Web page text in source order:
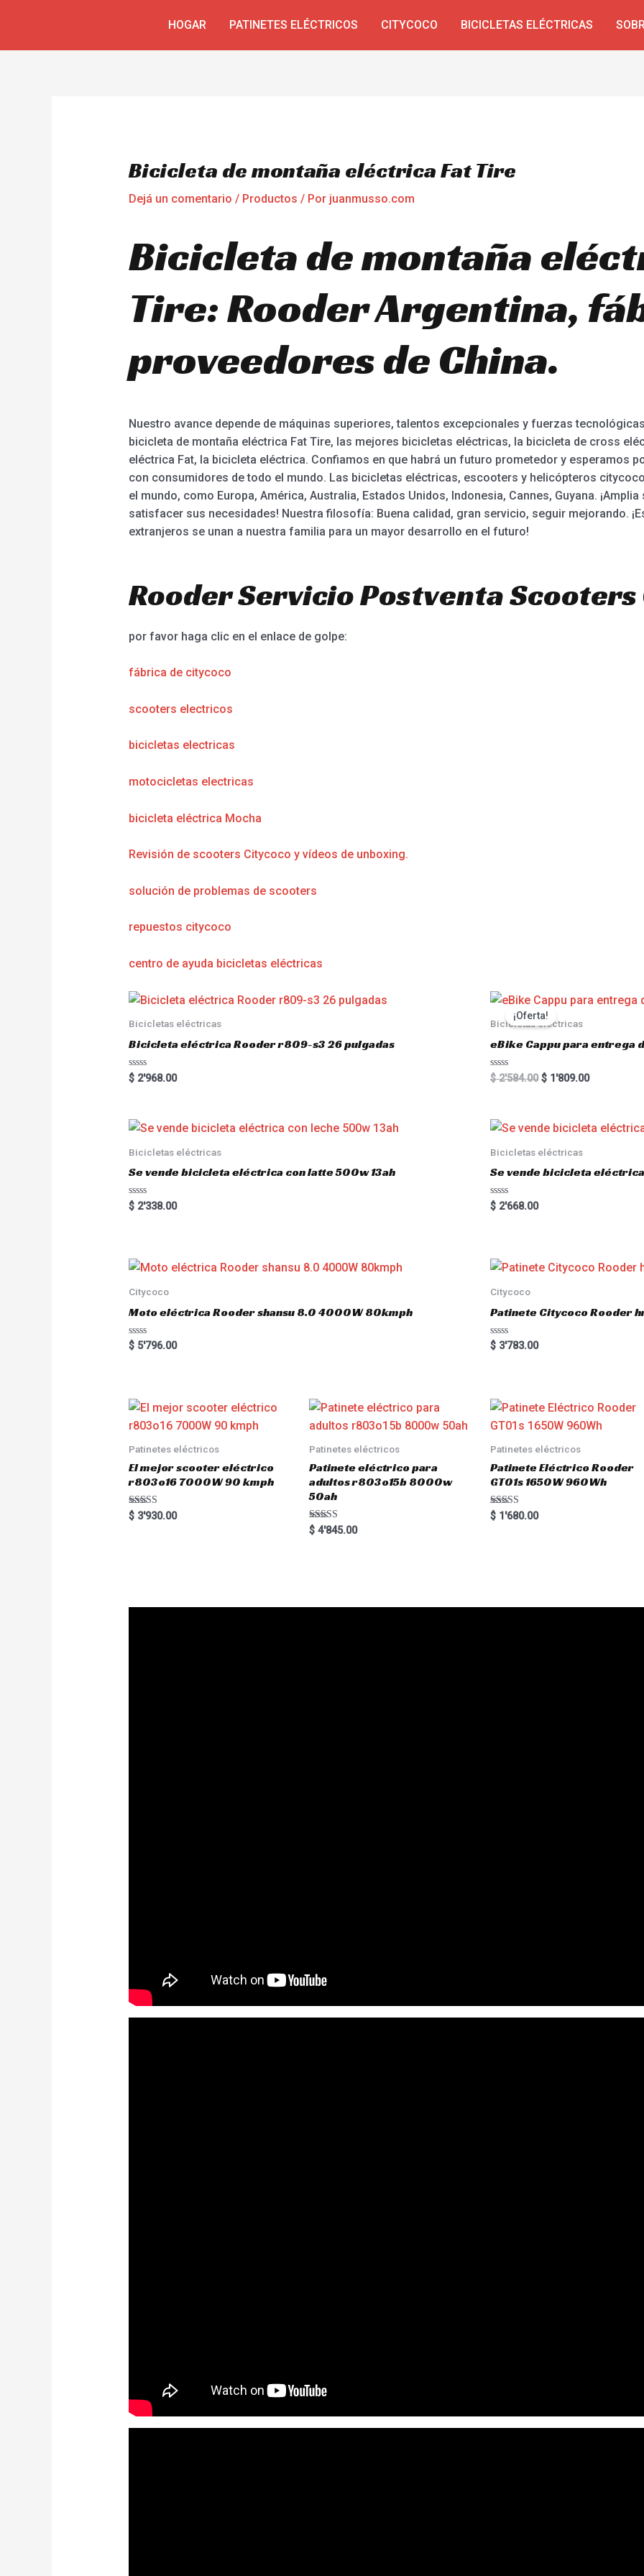
HOGAR PATINETES ELÉCTRICOS CITYCOCO BICICLETAS ELÉCTRICAS
Bicicleta de montaña eléctrica Fat Tire
Dejá un comentario / Productos / Por juanmusso.com
Bicicleta de montaña
Tire: Rooder Argentina,
proveedores de China.
Nuestro avance depende de máquinas superiores, talentos excepcionales y fuerzas
bicicleta de montaña eléctrica Fat Tire, las mejores bicicletas eléctricas, la bicicleta de cross
eléctrica Fat, la bicicleta eléctrica. Confiamos en que habrá un futuro prometedor y esperamos
con consumidores de todo el mundo. Las bicicletas eléctricas, escooters y helicópteros
el mundo, como Europa, América, Australia, Estados Unidos, Indonesia, Cannes, Guyana.
satisfacer sus necesidades! Nuestra filosofía: Buena calidad, gran servicio, seguir mejorando.
extranjeros se unan a nuestra familia para un mayor desarrollo en el futuro!
Rooder Servicio Postventa
por favor haga clic en el enlace de golpe:
fábrica de citycoco
scooters electricos
bicicletas electricas
motocicletas electricas
bicicleta eléctrica Mocha
Revisión de scooters Citycoco y vídeos de unboxing.
solución de problemas de scooters
repuestos citycoco
centro de ayuda bicicletas eléctricas
Bicicletas eléctricas
Bicicleta eléctrica Rooder r809-s3 26 pulgadas
R
a
0
o
t
f
5
$2'968.00
¡Oferta!
Bicicletas eléctricas
eBike Cappu para entrega
R
a
0
o
t
f
5
$2'584.00 $ 1'809.00
Bicicletas eléctricas
Se vende bicicleta eléctrica con latte 500w 13ah
R
a
o
u
o
f
5
$2'338.00
Bicicletas eléctricas
Se vende bicicleta
R
a
o
u
o
f
5
$ 2'668.00
Citycoco
Moto eléctrica Rooder shansu 8.0 4000W 80kmph
R
a
o
u
o
5
$5'796.00
Citycoco
Patinete Citycoco Rooder
R
a
o
u
t
o
5
$ 3'783.00
Patinetes eléctricos
El mejor scooter eléctrico
r803o16 7000W 90 kmph
Rated
5.00
$3'930.00
Patinetes eléctricos
Patinete eléctrico para
adultos r803o15b 8000w
50ah
Rated
5.00
$ 4'845.00
Patinetes eléctricos
Patinete Eléctrico Rooder
GT01s 1650W 960Wh
Rated
5.00
$ 1'680.00